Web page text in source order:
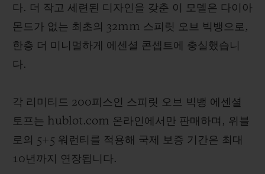
다. 더 작고 세련된 디자인을 갖춘 이 모델은 다이아
몬드가 없는 최초의 32mm 스피릿 오브 빅뱅으로,
한층 더 미니멀하게 에센셜 콘셉트에 충실했습니
다.
각 리미티드 200피스인 스피릿 오브 빅뱅 에센셜
토프는 hublot.com 온라인에서만 판매하며, 위블
로의 5+5 워런티를 적용해 국제 보증 기간은 최대
10년까지 연장됩니다.